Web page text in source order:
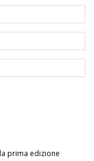
prima edizione